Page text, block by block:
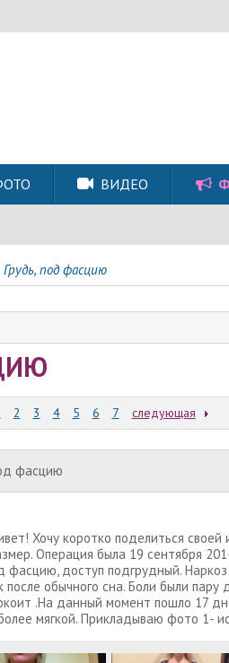
ВИДЕО
Грудь, под фасцию
2 3 4 5 6 7 следующая
фасцию
Хочу коротко поделиться
Операция была 19 сентября
фасцию, доступ подгрудный. Наркоз
после обычного сна. Боли были
.На данный момент пошло 17
мягкой. Прикладываю фото 1-